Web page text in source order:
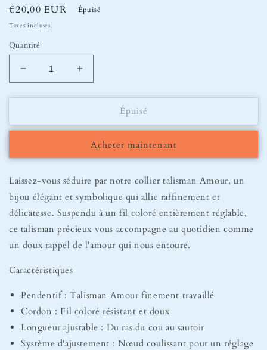
Prix
habituel
€20,00 EUR Épuisé
Taxes incluses.
Quantité
Réduire
la
quantité
Collier
Augmenter
la
quantité
Collier
Amour
Épuisé
Acheter maintenant
Laissez-vous séduire par notre collier talisman Amour, un
bijou élégant et symbolique qui allie raffinement et
délicatesse. Suspendu à un fil coloré entièrement réglable,
ce talisman précieux vous accompagne au quotidien comme
un doux rappel de l'amour qui nous entoure.
Caractéristiques
Pendentif : Talisman Amour finement travaillé
Cordon : Fil coloré résistant et doux
Longueur ajustable : Du ras du cou au sautoir
Système d'ajustement : Nœud coulissant pour un réglage